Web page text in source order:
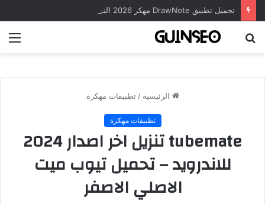
الرئيسية / تطبيقات مهكرة
تطبيقات مهكرة
tubemate تنزيل اخر اصدار 2024
للاندرويد – تحميل تيوب ميت
الاصلي الاصفر